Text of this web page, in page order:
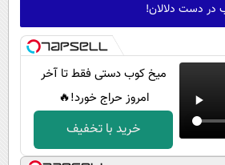
در دست دلالان!
میخ کوب دستی فقط تا آخر
امروز حراج خورد!🔥
خرید با تخفیف